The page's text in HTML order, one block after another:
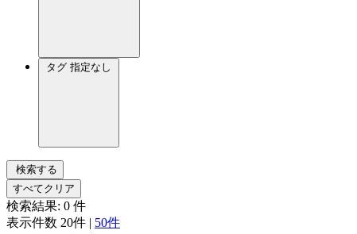
タグ 指定なし
検索する
すべてクリア
検索結果: 0 件
表示件数 20件 | 50件